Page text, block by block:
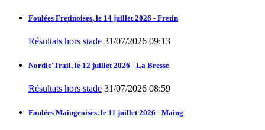
Foulées Fretinoises, le 14 juillet 2026 - Fretin
Résultats hors stade 31/07/2026 09:13
Nordic'Trail, le 12 juillet 2026 - La Bresse
Résultats hors stade 31/07/2026 08:59
Foulées Maingeoises, le 11 juillet 2026 - Maing